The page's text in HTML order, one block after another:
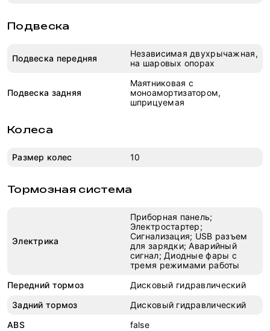
Подвеска
Подвеска передняя
Независимая двухрычажная,
на шаровых опорах
Подвеска задняя
Маятниковая с
моноамортизатором,
шприцуемая
Колеса
Размер колес 10
Тормозная система
Электрика
Приборная панель;
Электростартер;
Сигнализация; USB разъем
для зарядки; Аварийный
сигнал; Диодные фары с
тремя режимами работы
Передний тормоз
Дисковый гидравлический
Задний тормоз
Дисковый гидравлический
ABS
false